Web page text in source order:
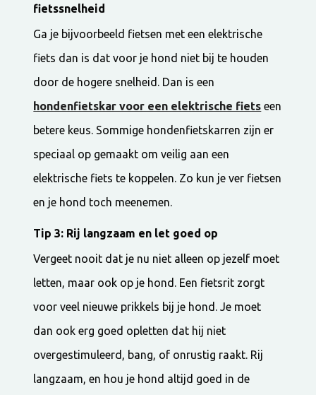
fietssnelheid
Ga je bijvoorbeeld fietsen met een elektrische
fiets dan is dat voor je hond niet bij te houden
door de hogere snelheid. Dan is een
hondenfietskar voor een elektrische fiets een
betere keus. Sommige hondenfietskarren zijn er
speciaal op gemaakt om veilig aan een
elektrische fiets te koppelen. Zo kun je ver fietsen
en je hond toch meenemen.
Tip 3: Rij langzaam en let goed op
Vergeet nooit dat je nu niet alleen op jezelf moet
letten, maar ook op je hond. Een fietsrit zorgt
voor veel nieuwe prikkels bij je hond. Je moet
dan ook erg goed opletten dat hij niet
overgestimuleerd, bang, of onrustig raakt. Rij
langzaam, en hou je hond altijd goed in de